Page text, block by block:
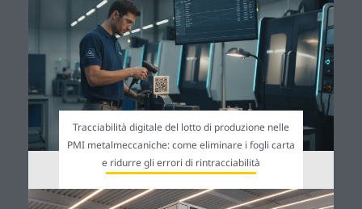
Tracciabilità digitale del lotto di produzione nelle
PMI metalmeccaniche: come eliminare i fogli carta
e ridurre gli errori di rintracciabilità